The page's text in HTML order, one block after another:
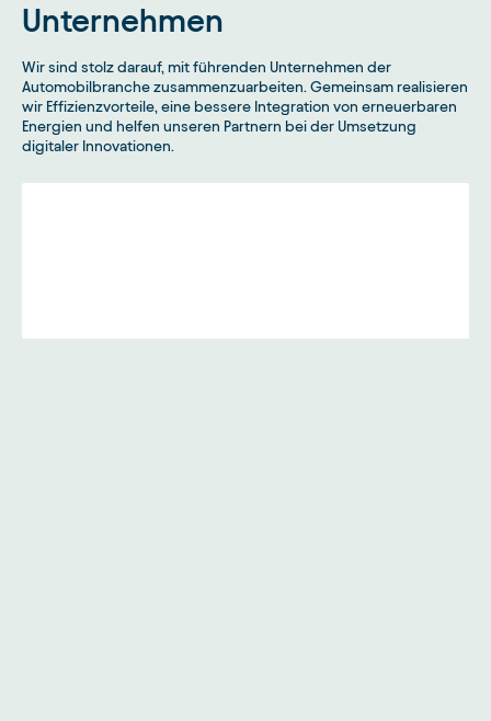
Unternehmen
Wir sind stolz darauf, mit führenden Unternehmen der
Automobilbranche zusammenzuarbeiten. Gemeinsam realisieren
wir Effizienzvorteile, eine bessere Integration von erneuerbaren
Energien und helfen unseren Partnern bei der Umsetzung
digitaler Innovationen.